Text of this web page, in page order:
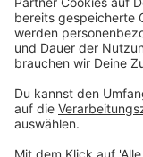
Mikrofon und
Smartphone, ein
PC.
Und was
Dann hören sich
haben, die